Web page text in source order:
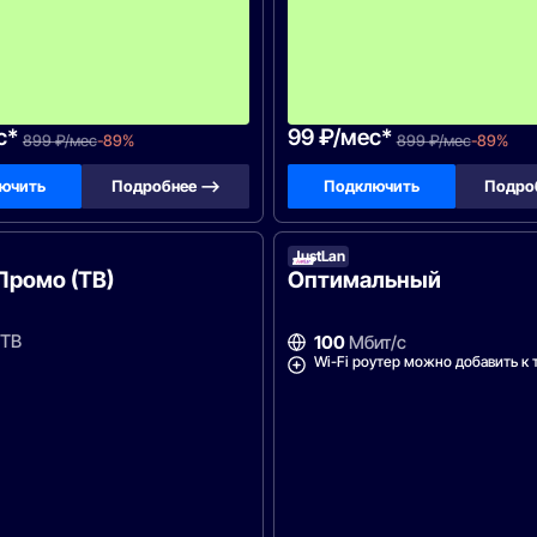
899 ₽/мес-89%
Подробнее —>
99 ₽/мес* 899 ₽/мес-89%
Подключить
(ТВ)
JustLan
Оптимальный
100 Мбит/с
Wi-Fi роутер можно добавить к